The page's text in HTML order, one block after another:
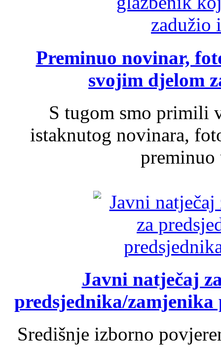
Preminuo novinar,
svojim djelom
S tugom smo primili
istaknutog novinara,
Javni natječaj
predsjednika/
Središnje izborno